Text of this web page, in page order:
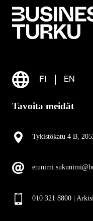
FI EN
Tavoita meidät
Tykistökatu 4 B,
010 321 8800 |